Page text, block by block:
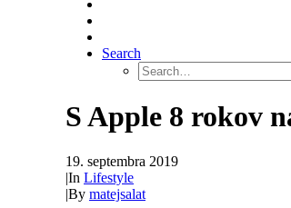
Search
S Apple 8 rokov
19. septembra 2019
|In Lifestyle
|By matejsalat